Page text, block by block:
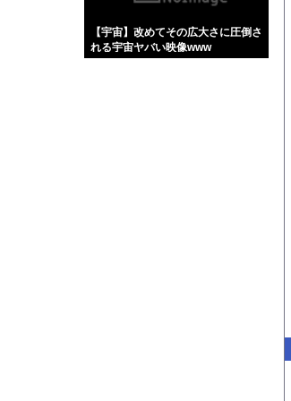
【宇宙】改めてその広大さに圧倒さ
れる宇宙ヤバい映像www